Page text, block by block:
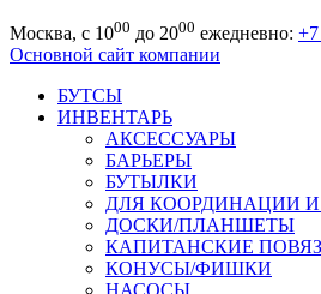
Москва, с 1000 до 2000 ежедневно:
Основной сайт компании
БУТСЫ
ИНВЕНТАРЬ
АКСЕССУАРЫ
БАРЬЕРЫ
БУТЫЛКИ
ДЛЯ КООРДИНАЦИИ
ДОСКИ/ПЛАНШЕТЫ
КАПИТАНСКИЕ
КОНУСЫ/ФИШКИ
НАСОСЫ